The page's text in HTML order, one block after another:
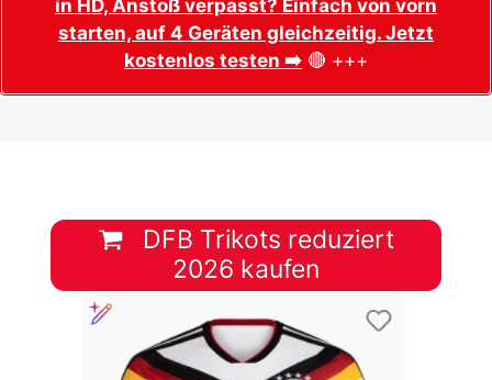
in HD, Anstoß verpasst? Einfach von vorn
starten, auf 4 Geräten gleichzeitig. Jetzt
kostenlos testen ➡️ 🔴 +++
DFB Trikots reduziert
2026 kaufen